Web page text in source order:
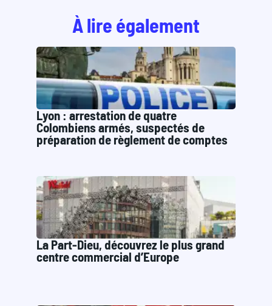
À lire également
Lyon : arrestation de quatre
Colombiens armés, suspectés de
préparation de règlement de comptes
La Part-Dieu, découvrez le plus grand
centre commercial d’Europe